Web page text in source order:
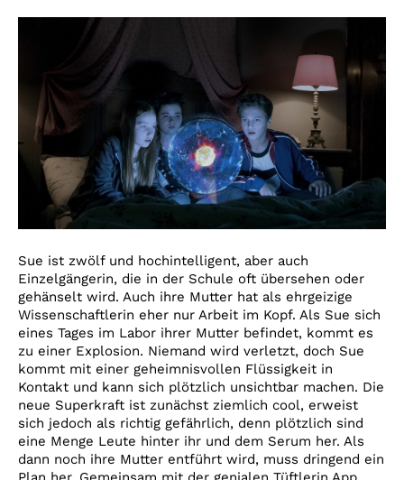
Sue ist zwölf und hochintelligent, aber auch
Einzelgängerin, die in der Schule oft übersehen oder
gehänselt wird. Auch ihre Mutter hat als ehrgeizige
Wissenschaftlerin eher nur Arbeit im Kopf. Als Sue sich
eines Tages im Labor ihrer Mutter befindet, kommt es
zu einer Explosion. Niemand wird verletzt, doch Sue
kommt mit einer geheimnisvollen Flüssigkeit in
Kontakt und kann sich plötzlich unsichtbar machen. Die
neue Superkraft ist zunächst ziemlich cool, erweist
sich jedoch als richtig gefährlich, denn plötzlich sind
eine Menge Leute hinter ihr und dem Serum her. Als
dann noch ihre Mutter entführt wird, muss dringend ein